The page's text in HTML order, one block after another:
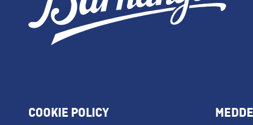
COOKIE POLICY